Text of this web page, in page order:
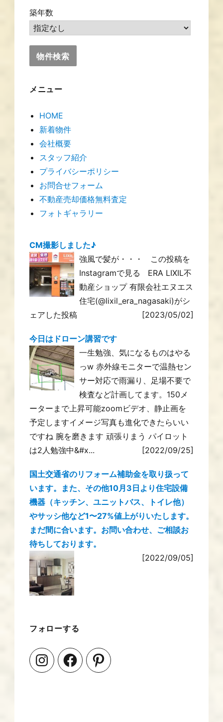
築年数
メニュー
HOME
新着物件
会社概要
スタッフ紹介
プライバシーポリシー
お問合せフォーム
不動産売却価格無料査定
フォトギャラリー
CM撮影しました♪
強風で髪が・・・ この投稿を
Instagramで見る ERA LIXIL不
動産ショップ 有限会社エヌエス
住宅(@lixil_era_nagasaki)がシ
ェアした投稿
[2023/05/02]
今日はドローン講習です
一生勉強、気になるものはやる
っw 赤外線モニターで温熱セン
サー対応で雨漏り、足場不要で
検査など計画してます。150メ
ーターまで上昇可能zoomビデオ、静止画を
予定しますイメージ写真も進化できたらいい
ですね 腕を磨きます 頑張りまう パイロット
は2人勉強中&#x...
[2022/09/25]
国土交通省のリフォーム補助金を取り扱って
います。また、その他10月3日より住宅設備
機器（キッチン、ユニットバス、トイレ他）
やサッシ他など1〜27%値上がりいたします。
まだ間に合います。お問い合わせ、ご相談お
待ちしております。
[2022/09/05]
フォローする